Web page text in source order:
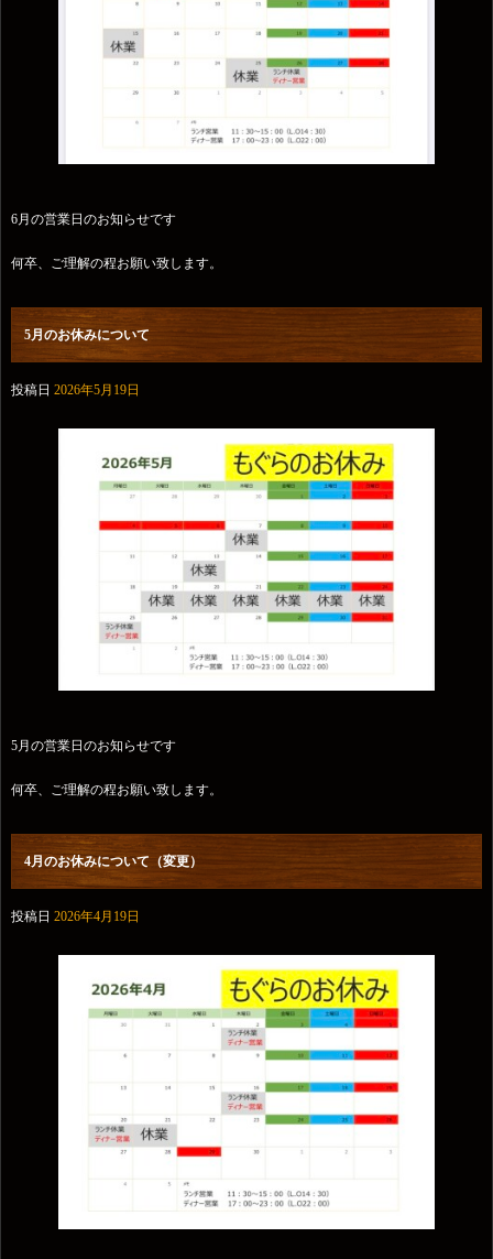
6月の営業日のお知らせです
何卒、ご理解の程お願い致します。
5月のお休みについて
投稿日 2026年5月19日
5月の営業日のお知らせです
何卒、ご理解の程お願い致します。
4月のお休みについて（変更）
投稿日 2026年4月19日